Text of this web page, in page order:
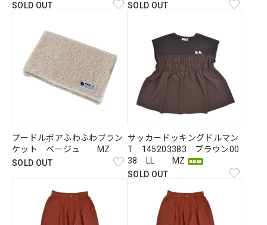
SOLD OUT
SOLD OUT
プードルボアふわふわブラン
ケット ベージュ MZ
SOLD OUT
サッカードッキングドルマン
T 145203383 ブラウン00
38 LL MZ
SOLD OUT